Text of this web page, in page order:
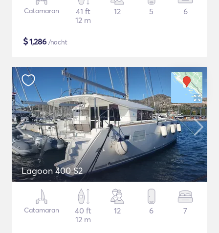
Catamaran
41 ft
12 m
12 5 6
$1,286 /nacht
Lagoon 400 S2
Catamaran
40 ft
12 m
12 6 7